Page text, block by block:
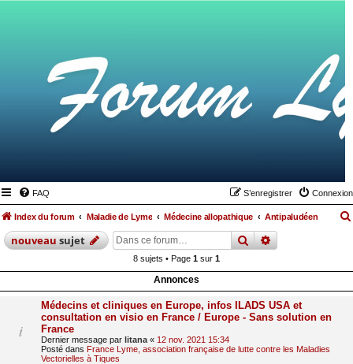
FAQ Connexion
S’enregistrer
Index du forum Maladie de Lyme Médecine allopathique Antipaludéen
nouveausujet rechercher
recherche
8 sujets • Page 1 sur 1
Annonces
Médecins et cliniques en Europe, infos ILADS USA et
consultation en visio en France / Europe - Sans solution en
France
Dernier message par litana « 12 nov. 2021 15:34
Posté dans France Lyme, association française de lutte contre les Maladies
Vectorielles à Tiques